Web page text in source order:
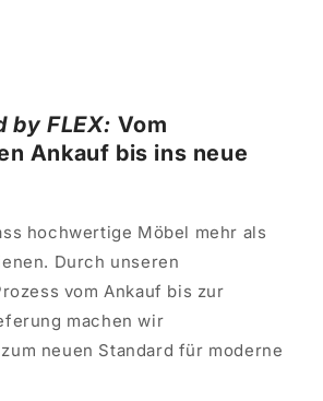
by FLEX: Vom
Ankauf bis ins neue
hochwertige Möbel mehr als
Durch unseren
vom Ankauf bis zur
machen wir
neuen Standard für moderne